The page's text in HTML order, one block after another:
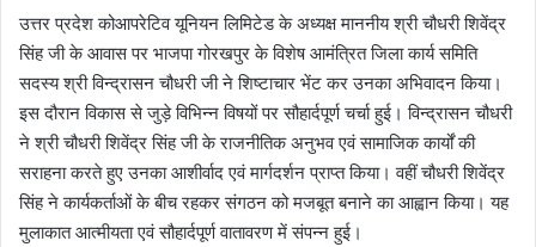
उत्तर प्रदेश कोआपरेटिव यूनियन लिमिटेड के अध्यक्ष माननीय श्री चौधरी शिवेंद्र
सिंह जी के आवास पर भाजपा गोरखपुर के विशेष आमंत्रित जिला कार्य समिति
सदस्य श्री विन्द्रासन चौधरी जी ने शिष्टाचार भेंट कर उनका अभिवादन किया।
इस दौरान विकास से जुड़े विभिन्न विषयों पर सौहार्दपूर्ण चर्चा हुई। विन्द्रासन चौधरी
ने श्री चौधरी शिवेंद्र सिंह जी के राजनीतिक अनुभव एवं सामाजिक कार्यों की
सराहना करते हुए उनका आशीर्वाद एवं मार्गदर्शन प्राप्त किया। वहीं चौधरी शिवेंद्र
सिंह ने कार्यकर्ताओं के बीच रहकर संगठन को मजबूत बनाने का आह्वान किया। यह
मुलाकात आत्मीयता एवं सौहार्दपूर्ण वातावरण में संपन्न हुई।